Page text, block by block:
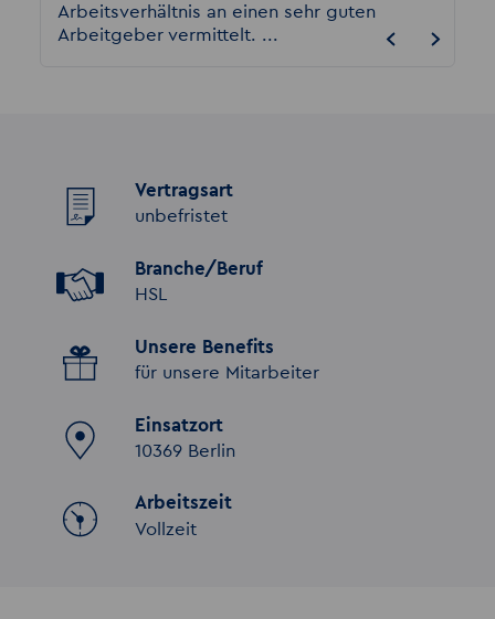
Arbeitsverhältnis an einen sehr guten
Arbeitgeber vermittelt. ...
sein
Vertragsart
unbefristet
Branche/Beruf
HSL
Unsere Benefits
für unsere Mitarbeiter
Einsatzort
10369 Berlin
Arbeitszeit
Vollzeit